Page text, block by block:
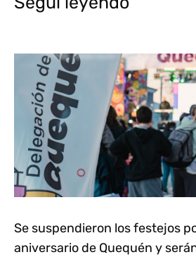
Se suspendieron los festejos
aniversario de Quequén y